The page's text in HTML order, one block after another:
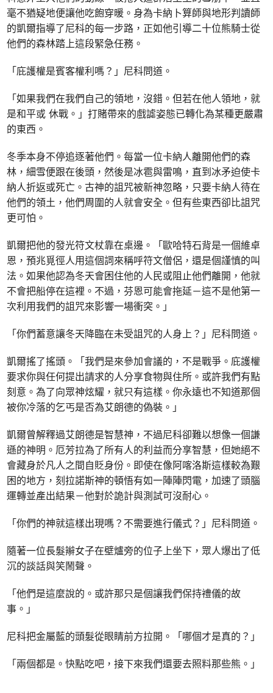
毫不猶疑地便讓他吃飽穿暖。身為卡納卜算師與地形判讀師
的凱爾指導了尼科的每一步路，正如他引導二十位熊騎士從
他們的森林踏上這段緊急任務。
「庇護權是賓客權利嗎？」尼科問道。
「如果我們在我們自己的領地，沒錯。但若在他人領地，就
是和平或 休戰。」打賭帶來的戲謔姿態已轉化為某種更嚴肅
的東西。
冬季本身不停追逐著他們。每當一位卡納人離開他們的森
林，細雪便跟在後頭，然後是冰雹與雷鳴，直到冰矛迫使卡
納人折返或死亡。古神的詛咒被新神忽略，只要卡納人待在
他們的領土，他們周圍的人就會安全。但有些東西卻比詛咒
更可怕。
凱爾把他的發光符文杖靠在桌邊。「歐哈特石背是一個維卓
恩，預兆覓徑人用這個詞來稱呼符文僧侶，還是個謹慎的叫
法。如果他認為冬天會困住他的人民或阻止他們離開，他就
不會把船停在這裡。不過，芬恩可能會拖延－這不是他第一
次利用我們的詛咒來影響一場衝突。」
「你們蓄意讓冬天降臨在未受詛咒的人身上？」尼科問道。
凱爾搖了搖頭。「我們是來參加會議的，不是戰爭。庇護權
要求你與任何提出請求的人分享食物與住所。或許我們有點
刻意。為了向眾神炫耀，就只有這樣。你永遠也不知道那個
被你冷落的乞丐是否為艾朗德的偽裝。」
凱爾曾解釋過艾朗德是智慧神，不過尼科卻難以想像一個謙
遜的神明。厄芳拉為了所有人的利益而分享智慧，但她絕不
會藏身於凡人之間自貶身份。即使在像阿喀洛斯這樣較為艱
困的地方，刻拉諾斯神的頓悟有如一陣陣閃電，加速了頭腦
運轉並產出結果－他對於詭計與測試可沒耐心。
「你們的神就這樣出現嗎？不需要進行儀式？」尼科問道。
隨著一位長髮辮女子在壁爐旁的位子上坐下，眾人爆出了低
沉的談話與笑鬧聲。
「他們是這麼說的。或許那只是個讓我們保持禮儀的故
事。」
尼科把金屬藍的頭髮從眼睛前方拉開。「哪個才是真的？」
「兩個都是。快點吃吧，接下來我們還要去照料那些熊。」